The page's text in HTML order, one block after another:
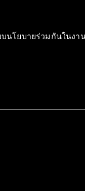
นโยบายร่วมกันในงา